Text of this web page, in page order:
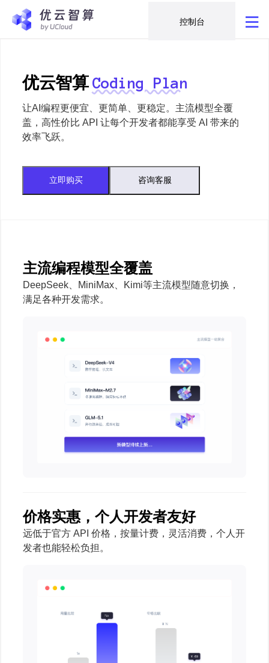
控制台
优云智算 Coding Plan
让AI编程更便宜、更简单、更稳定。主流模型全覆
盖，高性价比 API 让每个开发者都能享受 AI 带来的
效率飞跃。
立即购买 咨询客服
主流编程模型全覆盖
DeepSeek、MiniMax、Kimi等主流模型随意切换，
满足各种开发需求。
价格实惠，个人开发者友好
远低于官方 API 价格，按量计费，灵活消费，个人开
发者也能轻松负担。